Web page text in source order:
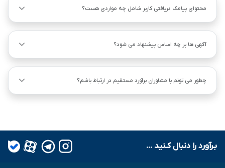
محتوای پیامک دریافتی کاربر شامل چه مواردی هست؟
آگهی ها بر چه اساس پیشنهاد می شود؟
چطور می تونم با مشاوران برآورد مستقیم در ارتباط باشم؟
بـرآورد را دنبال کـنید ...